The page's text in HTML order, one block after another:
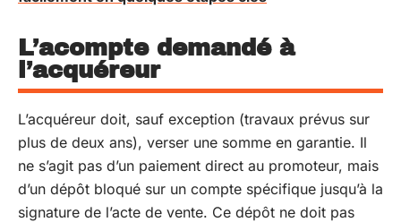
L’acompte demandé à
l’acquéreur
L’acquéreur doit, sauf exception (travaux prévus sur
plus de deux ans), verser une somme en garantie. Il
ne s’agit pas d’un paiement direct au promoteur, mais
d’un dépôt bloqué sur un compte spécifique jusqu’à la
signature de l’acte de vente. Ce dépôt ne doit pas